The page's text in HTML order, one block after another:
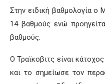
Στην ειδική βαθμολογία ο
14 βαθμούς ενώ
βαθμούς.
Ο Τραϊκοβιτς είναι
και το σημείωσε τον